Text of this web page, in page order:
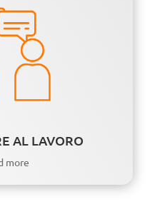
AL LAVORO
more